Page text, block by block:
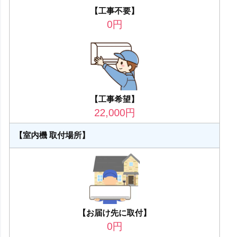
【工事不要】
0円
【工事希望】
22,000円
【室内機 取付場所】
【お届け先に取付】
0円